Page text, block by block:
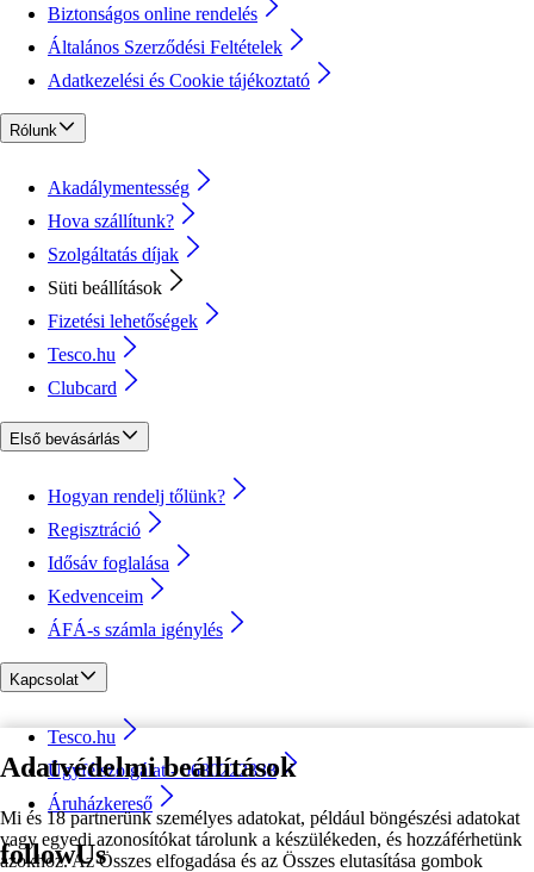
Adatvédelmi beállítások
Mi és 18 partnerünk személyes adatokat, például böngészési adatokat
vagy egyedi azonosítókat tárolunk a készülékeden, és hozzáférhetünk
azokhoz. Az Összes elfogadása és az Összes elutasítása gombok
Biztonságos online rendelés
Általános Szerződési Feltételek
Adatkezelési és Cookie tájékoztató
Rólunk
Akadálymentesség
Hova szállítunk?
Szolgáltatás díjak
Süti beállítások
Fizetési lehetőségek
Tesco.hu
Clubcard
Első bevásárlás
Hogyan rendelj tőlünk?
Regisztráció
Idősáv foglalása
Kedvenceim
ÁFÁ-s számla igénylés
Kapcsolat
Tesco.hu
Ügyfélszolgálat - 0680222333
Áruházkereső
followUs